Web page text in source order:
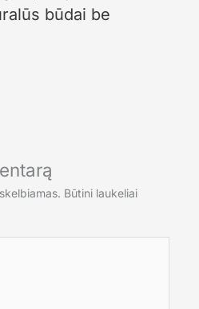
būdai be
Būtini laukeliai